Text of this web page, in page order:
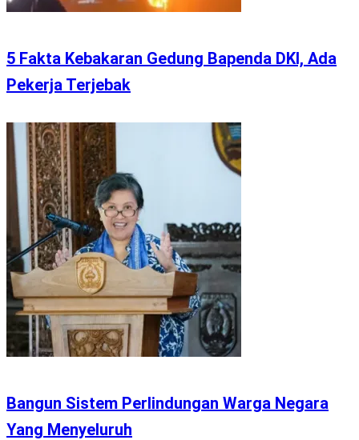
5 Fakta Kebakaran Gedung Bapenda DKI, Ada
Pekerja Terjebak
Bangun Sistem Perlindungan Warga Negara
Yang Menyeluruh